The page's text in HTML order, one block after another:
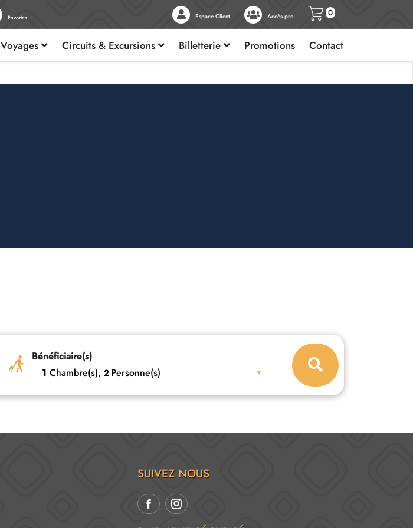
Favories Espace Client Accès pro 0
Voyages Circuits & Excursions Billetterie Promotions Contact
Bénéficiaire(s)
1 Chambre(s), 2 Personne(s)
SUIVEZ NOUS